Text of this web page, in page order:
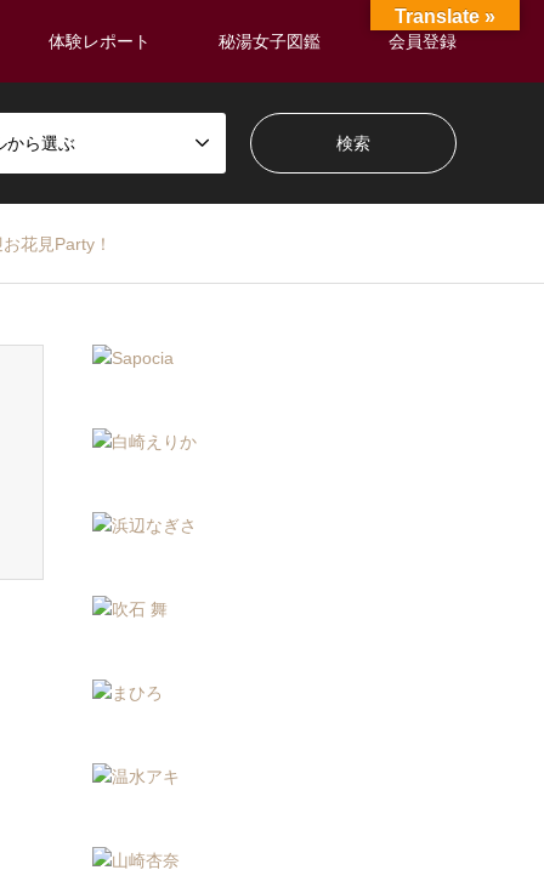
体験レポート 秘湯女子図鑑 会員登録
から選ぶ
花見Party！
Translate »